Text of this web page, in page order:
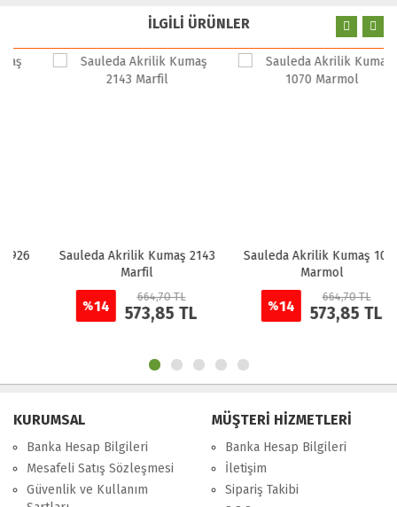
İLGİLİ ÜRÜNLER
Sauleda Akrilik Kumaş 2143
Marfil
664,70 TL
573,85 TL
Sauleda Akrilik Kumaş 1070
Marmol
664,70 TL
573,85 TL
KURUMSAL
Banka Hesap Bilgileri
Mesafeli Satış Sözleşmesi
Güvenlik ve Kullanım
MÜŞTERİ HİZMETLERİ
Banka Hesap Bilgileri
İletişim
Sipariş Takibi